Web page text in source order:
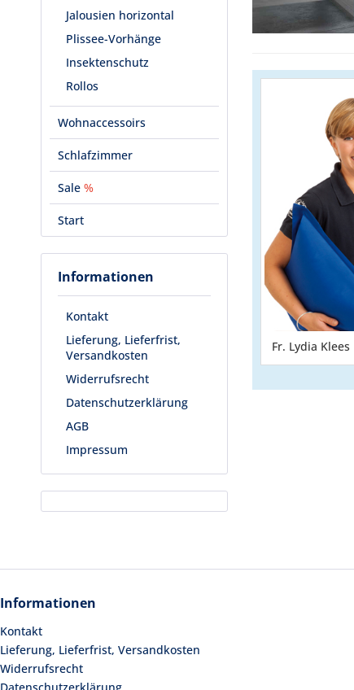
Jalousien horizontal
Plissee-Vorhänge
Insektenschutz
Rollos
Wohnaccessoirs
Schlafzimmer
Sale %
Start
Informationen
Kontakt
Lieferung, Lieferfrist,
Versandkosten
Widerrufsrecht
Datenschutzerklärung
AGB
Impressum
Fr. Lydia Klees
Informationen
Kontakt
Lieferung, Lieferfrist, Versandkosten
Widerrufsrecht